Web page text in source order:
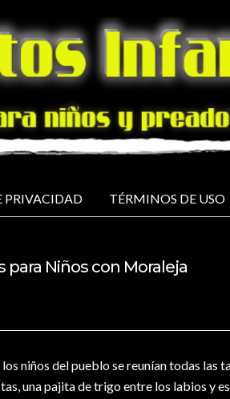
PRIVACIDAD TÉRMINOS DE USO
para Niños con Moraleja
niños del pueblo se reunían todas las
una pajita de trigo entre los labios y